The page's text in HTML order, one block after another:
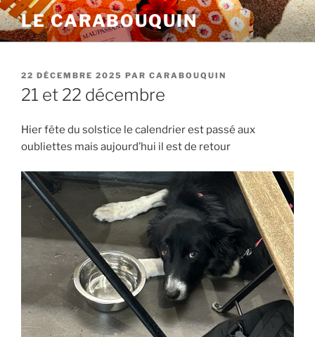
Aller
au
contenu
LE CARABOUQUIN
PUBLIÉ
LE
22 DÉCEMBRE 2025 PAR CARABOUQUIN
21 et 22 décembre
Hier fête du solstice le calendrier est passé aux
oubliettes mais aujourd’hui il est de retour